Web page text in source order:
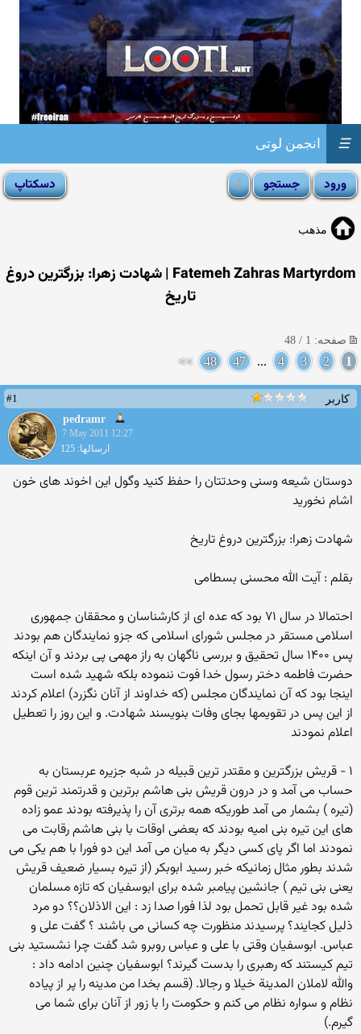
انجمن لوتی ☰
مذهب
Fatemeh Zahras Martyrdom | شهادت زهرا: بزرگترین دروغ
تاریخ
صفحه: 1 / 48
1
2
3
4
...
47
48
>>
کاربر
#1
pedramr
7 May 2011 12:27
ارسالها: 125
دوستان شیعه وسنی وحدتتان را حفظ کنید وگول این اخوند های خون
اشام نخورید
شهادت زهرا: بزرگترین دروغ تاریخ
بقلم : آیت الله محسنی بسطامی
احتمالا در سال ۷۱ بود که عده ای از کارشناسان و محققان جمهوری
اسلامی مستقر در مجلس شورای اسلامی که جزو نمایندگان هم بودند
پس ۱۴۰۰ سال تحقیق و بررسی ناگهان به راز مهمی پی بردند و آن اینکه
حضرت فاطمه دختر رسول خدا فوت ننموده بلکه شهید شده است
اینجا بود که آن نمایندگان مجلس (که خداوند از آنان نگزرد) اعلام کردند
از این پس در تقویمها بجای وفات بنویسند شهادت. و این روز را تعطیل
اعلام نمودند
۱ - قریش بزرگترین و مقتدر ترین قبیله در شبه جزیره عربستان به
حساب می آمد و در درون قریش بنی هاشم برترین و قدرتمند ترین قوم
(تیره ) بشمار می آمد طوریکه همه برتری آن را پذیرفته بودند عمو زاده
های این تیره بنی امیه بودند که بعضی اوقات با بنی هاشم رقابت می
نمودند اما اگر پای کسی دیگر به میان می آمد این دو فورا با هم یکی می
شدند بطور مثال زمانیکه خبر رسید ابوبکر (از تیره بسیار ضعیف قریش
یعنی بنی تیم ) جانشین پیامبر شده برای ابوسفیان که تازه مسلمان
شده بود غیر قابل تحمل بود لذا فورا صدا زد : این الاذلان؟؟ دو مرد
ذلیل کجایند؟ پرسیدند منظورت چه کسانی می باشند ؟ گفت علی و
عباس. ابوسفیان وقتی با علی و عباس روبرو شد گفت چرا نشستید بنی
تیم کیستند که رهبری را بدست گیرند؟ ابوسفیان چنین ادامه داد :
والله لاملان المدینة خیلا و رجالا. (قسم بخدا من مدینه را پر از پیاده
نظام و سواره نظام می کنم و حکومت را با زور از آنان برای شما می
گیرم.)